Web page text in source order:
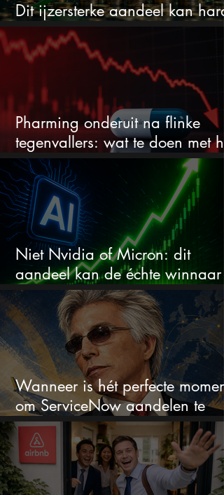
Dit ijzersterke aandeel kan hard
stijgen maar bijna niemand kijkt
Pharming onderuit na flinke
tegenvallers: wat te doen met
aandeel?
Niet Nvidia of Micron: dit
aandeel kan de échte winnaar
van de AI-race worden
Wanneer is hét perfecte moment
om ServiceNow aandelen te
kopen?